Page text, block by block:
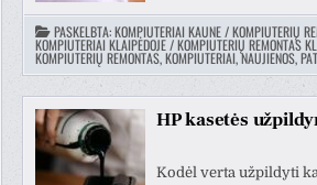
Puikiai!PASKELBTA:KOMPIUTERIAI KAUNE / KOMPIUTERIŲ
KOMPIUTERIAI KLAIPĖDOJE / KOMPIUTERIŲ REMONTAS
KOMPIUTERIŲ REMONTAS, KOMPIUTERIAI, NAUJIENOS,
HP kasetės
Kodėl verta užpildyti